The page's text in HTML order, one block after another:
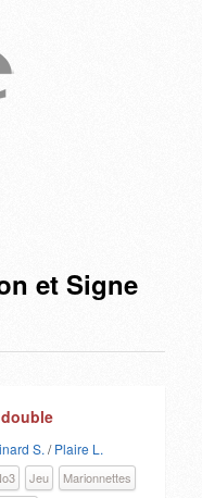
et Signe
S. /Plaire L.
Jeu
Marionnettes